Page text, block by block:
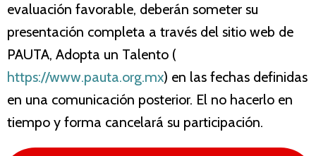
evaluación favorable, deberán someter su
presentación completa a través del sitio web de
PAUTA, Adopta un Talento (
https://www.pauta.org.mx) en las fechas definidas
en una comunicación posterior. El no hacerlo en
tiempo y forma cancelará su participación.